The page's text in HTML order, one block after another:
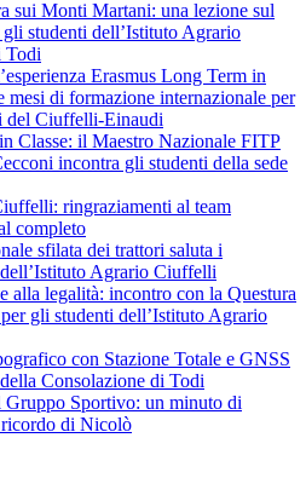
sui Monti Martani: una lezione sul
gli studenti dell’Istituto Agrario
Todi
Erasmus Long Term in
mesi di formazione internazionale per
del Ciuffelli-Einaudi
Classe: il Maestro Nazionale FITP
incontra gli studenti della sede
ringraziamenti al team
completo
sfilata dei trattori saluta i
Agrario Ciuffelli
alla legalità: incontro con la Questura
gli studenti dell’Istituto Agrario
con Stazione Totale e GNSS
Consolazione di Todi
Gruppo Sportivo: un minuto di
di Nicolò